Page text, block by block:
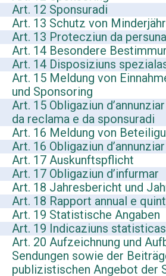
Art. 12 Sponsuradi
Art. 13 Schutz von
Art. 13 Protecziun da
Art. 14 Besondere
Art. 14 Disposiziuns
Art. 15 Meldung von
und Sponsoring
Art. 15 Obligaziun
da reclama e da sponsuradi
Art. 16 Meldung von
Art. 16 Obligaziun
Art. 17 Auskunftspflicht
Art. 17 Obligaziun d’infurmar
Art. 18 Jahresbericht und
Art. 18 Rapport annual e
Art. 19 Statistische Angaben
Art. 19 Indicaziuns statisticas
Art. 20 Aufzeichnung und
Sendungen sowie der
publizistischen Angebot der